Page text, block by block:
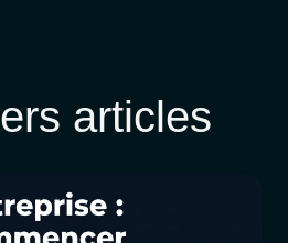
articles